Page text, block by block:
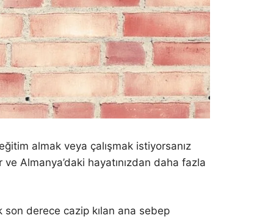
almak veya çalışmak istiyorsanız
Almanya’daki hayatınızdan daha fazla
son derece cazip kılan ana sebep